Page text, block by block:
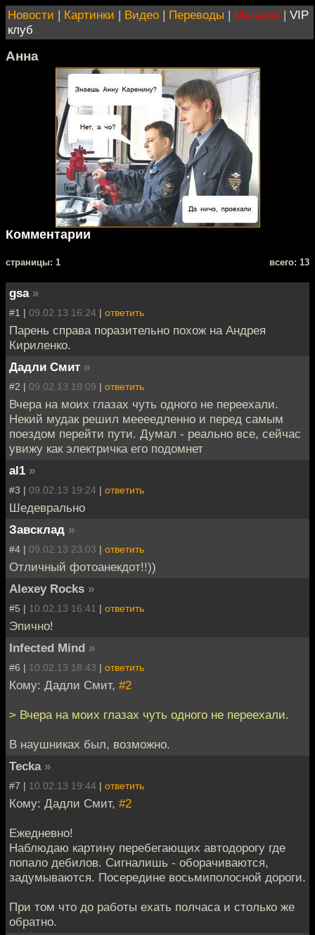
Новости | Картинки | Видео | Переводы | Магазин | VIP
клуб
Анна
Комментарии
cтраницы: 1 всего: 13
gsa »
#1 | 09.02.13 16:24 | ответить
Парень справа поразительно похож на Андрея
Кириленко.
Дадли Смит »
#2 | 09.02.13 18:09 | ответить
Вчера на моих глазах чуть одного не переехали.
Некий мудак решил меееедленно и перед самым
поездом перейти пути. Думал - реально все, сейчас
увижу как электричка его подомнет
al1 »
#3 | 09.02.13 19:24 | ответить
Шедеврально
Завсклад »
#4 | 09.02.13 23:03 | ответить
Отличный фотоанекдот!!))
Alexey Rocks »
#5 | 10.02.13 16:41 | ответить
Эпично!
Infеctеd Mind »
#6 | 10.02.13 18:43 | ответить
Кому: Дадли Смит, #2
> Вчера на моих глазах чуть одного не переехали.
В наушниках был, возможно.
Tecka »
#7 | 10.02.13 19:44 | ответить
Кому: Дадли Смит, #2
Ежедневно!
Наблюдаю картину перебегающих автодорогу где
попало дебилов. Сигналишь - оборачиваются,
задумываются. Посередине восьмиполосной дороги.
При том что до работы ехать полчаса и столько же
обратно.